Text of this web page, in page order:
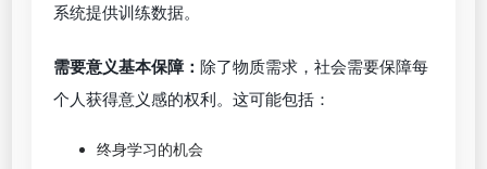
系统提供训练数据。
需要意义基本保障： 除了物质需求，社会需要保障每
个人获得意义感的权利。这可能包括：
终身学习的机会